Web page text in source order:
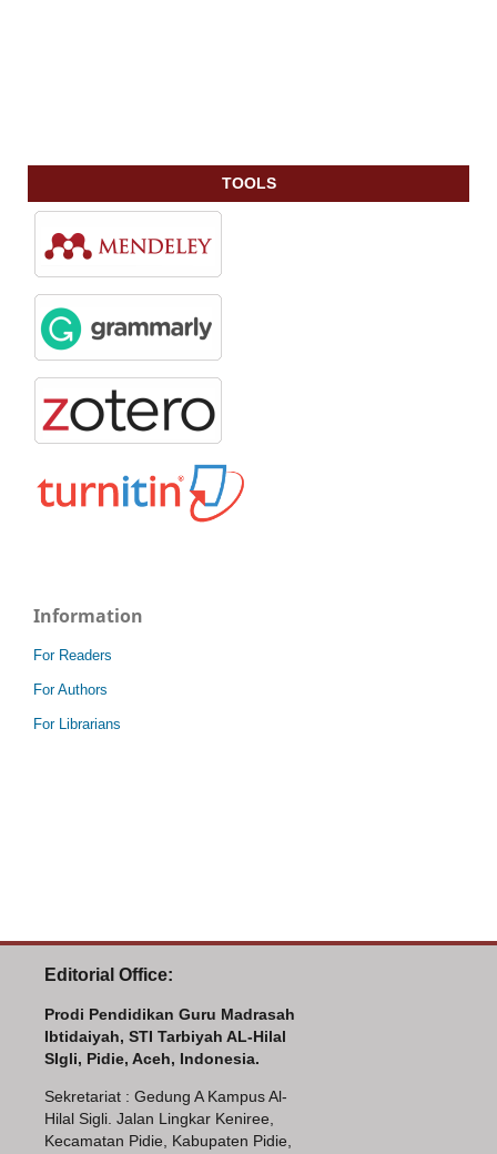
TOOLS
Information
For Readers
For Authors
For Librarians
Editorial Office:
Prodi Pendidikan Guru Madrasah
Ibtidaiyah, STI Tarbiyah AL-Hilal
SIgli, Pidie, Aceh, Indonesia.
Sekretariat : Gedung A Kampus Al-
Hilal Sigli. Jalan Lingkar Keniree,
Kecamatan Pidie, Kabupaten Pidie,